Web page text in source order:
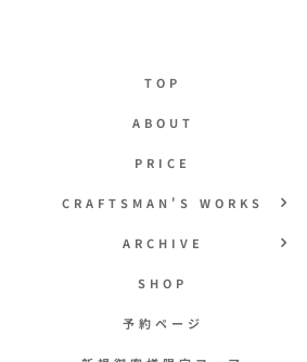
TOP
ABOUT
PRICE
CRAFTSMAN'S WORKS
ARCHIVE
SHOP
予約ページ